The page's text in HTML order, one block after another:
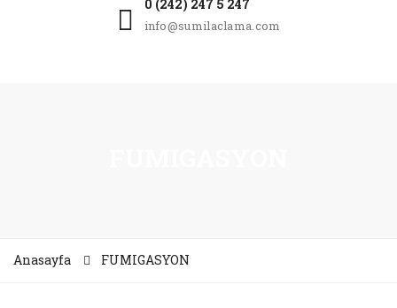
0 (242) 247 5 247
info@sumilaclama.com
Anasayfa FUMIGASYON